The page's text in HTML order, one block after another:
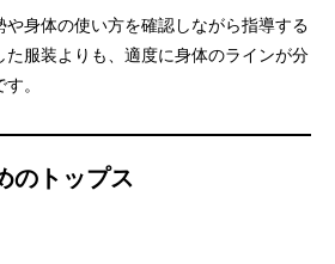
や身体の使い方を確認しながら指導する
た服装よりも、適度に身体のラインが分
。
のトップス